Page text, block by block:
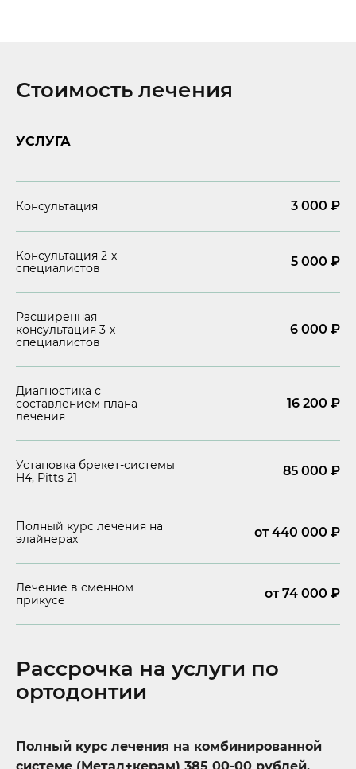
Стоимость лечения
УСЛУГА
Консультация 3 000 ₽
Консультация 2-х
специалистов
5 000 ₽
Расширенная
консультация 3-х
специалистов
6 000 ₽
Диагностика с
составлением плана
лечения
16 200 ₽
Установка брекет-системы
H4, Pitts 21
85 000 ₽
Полный курс лечения на
элайнерах
от 440 000 ₽
Лечение в сменном
прикусе
от 74 000 ₽
Рассрочка на услуги по
ортодонтии
Полный курс лечения на комбинированной